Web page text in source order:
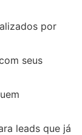
por
seus
leads que já